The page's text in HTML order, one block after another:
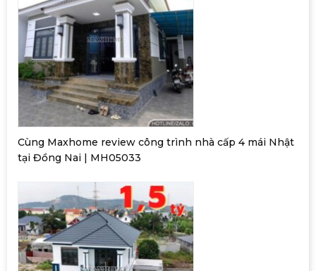
Cùng Maxhome review công trình nhà cấp 4 mái Nhật
tại Đồng Nai | MH05033